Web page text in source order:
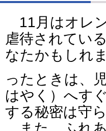
11月はオレ
虐待されてい
なたかもしれ
ったときは、
はやく）へす
する秘密は守